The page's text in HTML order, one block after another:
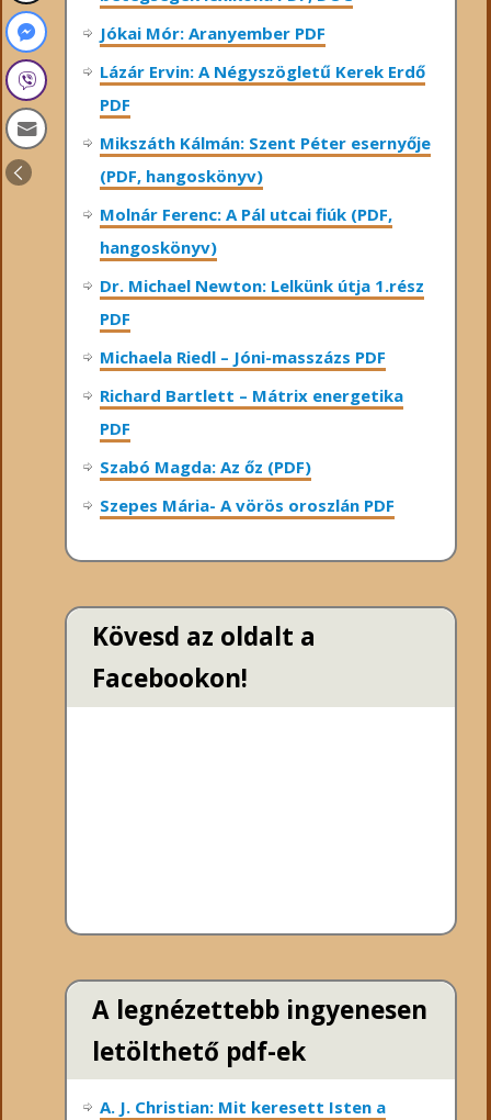
Jókai Mór: Aranyember PDF
Lázár Ervin: A Négyszögletű Kerek Erdő
PDF
Mikszáth Kálmán: Szent Péter esernyője
(PDF, hangoskönyv)
Molnár Ferenc: A Pál utcai fiúk (PDF,
hangoskönyv)
Dr. Michael Newton: Lelkünk útja 1.rész
PDF
Michaela Riedl – Jóni-masszázs PDF
Richard Bartlett – Mátrix energetika
PDF
Szabó Magda: Az őz (PDF)
Szepes Mária- A vörös oroszlán PDF
Kövesd az oldalt a
Facebookon!
A legnézettebb ingyenesen
letölthető pdf-ek
A. J. Christian: Mit keresett Isten a